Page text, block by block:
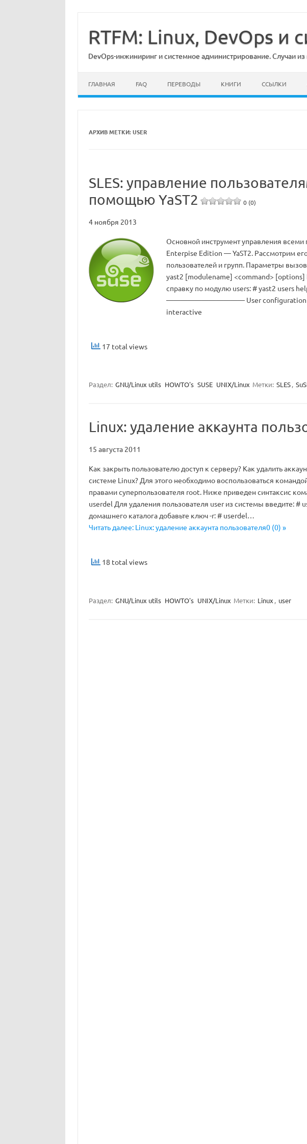
содержимому
RTFM: Linux, DevOps и
DevOps-инжиниринг и системное администрирование. Случаи из
ГЛАВНАЯ FAQ ПЕРЕВОДЫ КНИГИ ССЫЛКИ
АРХИВ МЕТКИ:USER
SLES: управление
помощью YaST2
0 (0)
4 ноября 2013
Основной инструмент управления всеми
Enterpise Edition — YaST2. Рассмотрим
пользователей и групп. Параметры
yast2 [modulename] <command>
справку по модулю users: # yast2 users
——————————— User configuration
interactive
17 total views
Раздел: GNU/Linux utils HOWTO's SUSE UNIX/Linux Метки: SLES,
Linux: удаление аккаунта
15 августа 2011
Как закрыть пользователю доступ к серверу? Как удалить
системе Linux? Для этого необходимо воспользоваться
правами суперпользователя root. Ниже приведен синтаксис
userdel Для удаления пользователя user из системы введите: #
домашнего каталога добавьте ключ -r: # userdel…
Читать далее: Linux: удаление аккаунта пользователя0 (0) »
18 total views
Раздел: GNU/Linux utils HOWTO's UNIX/Linux Метки: Linux , user